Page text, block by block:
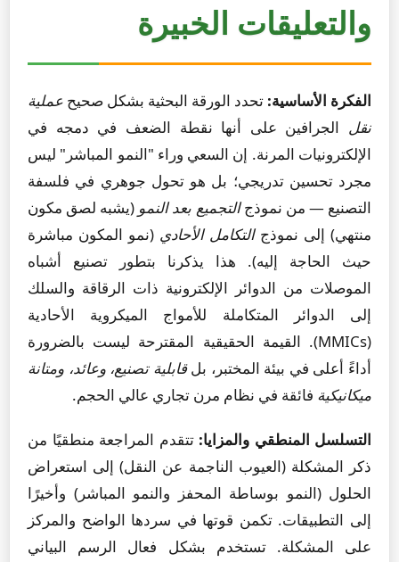
والتعليقات الخبيرة
الفكرة الأساسية: تحدد الورقة البحثية بشكل صحيح عملية
نقل الجرافين على أنها نقطة الضعف في دمجه في
الإلكترونيات المرنة. إن السعي وراء "النمو المباشر" ليس
مجرد تحسين تدريجي؛ بل هو تحول جوهري في فلسفة
التصنيع — من نموذجالتجميع بعد النمو (يشبه لصق مكون
منتهي) إلى نموذجالتكامل الأحادي (نمو المكون مباشرة
حيث الحاجة إليه). هذا يذكرنا بتطور تصنيع أشباه
الموصلات من الدوائر الإلكترونية ذات الرقاقة والسلك
إلى الدوائر المتكاملة للأمواج الميكروية الأحادية
(MMICs). القيمة الحقيقية المقترحة ليست بالضرورة
أداءً أعلى في بيئة المختبر، بلقابلية تصنيع، وعائد، ومتانة
ميكانيكية فائقة في نظام مرن تجاري عالي الحجم.
التسلسل المنطقي والمزايا: تتقدم المراجعة منطقيًا من
ذكر المشكلة (العيوب الناجمة عن النقل) إلى استعراض
الحلول (النمو بوساطة المحفز والنمو المباشر) وأخيرًا
إلى التطبيقات. تكمن قوتها في سردها الواضح والمركز
على المشكلة. تستخدم بشكل فعال الرسم البياني